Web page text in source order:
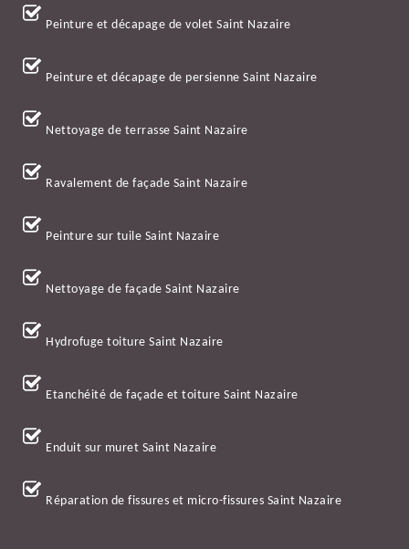
Peinture et décapage de volet Saint Nazaire
Peinture et décapage de persienne Saint Nazaire
Nettoyage de terrasse Saint Nazaire
Ravalement de façade Saint Nazaire
Peinture sur tuile Saint Nazaire
Nettoyage de façade Saint Nazaire
Hydrofuge toiture Saint Nazaire
Etanchéité de façade et toiture Saint Nazaire
Enduit sur muret Saint Nazaire
Réparation de fissures et micro-fissures Saint Nazaire